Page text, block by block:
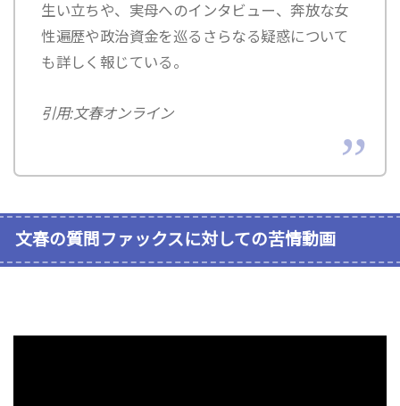
生い立ちや、実母へのインタビュー、奔放な女
性遍歴や政治資金を巡るさらなる疑惑について
も詳しく報じている。
引用:文春オンライン
文春の質問ファックスに対しての苦情動画